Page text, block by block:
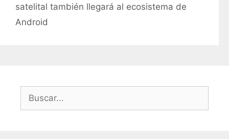
o
r
satelital también llegará al ecosistema de
Android